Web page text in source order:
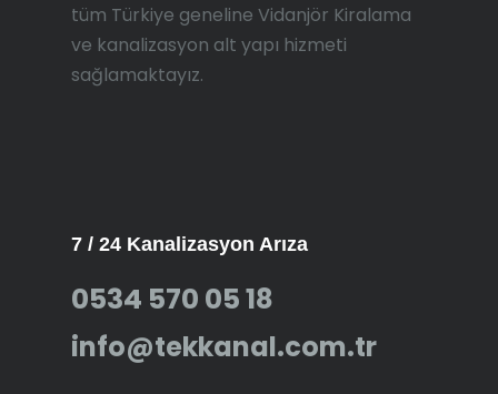
tüm Türkiye geneline Vidanjör Kiralama
ve kanalizasyon alt yapı hizmeti
sağlamaktayız.
7 / 24 Kanalizasyon Arıza
0534 570 05 18
info@tekkanal.com.tr